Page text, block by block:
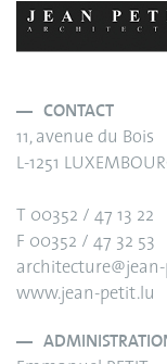
CONTACT
11, avenue du Bois
L-1251
T 00352 / 47 13 22
F 00352 / 47 32 53
www.jean-petit.lu